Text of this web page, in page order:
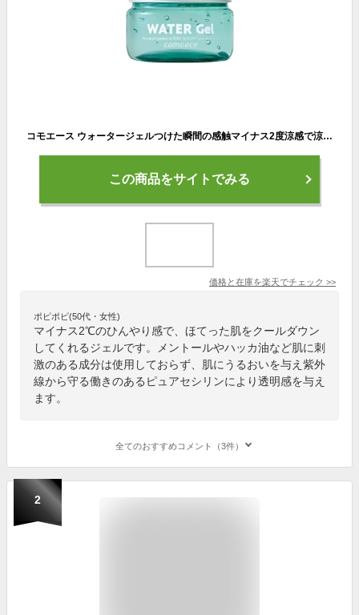
コモエース ウォータージェルつけた瞬間の感触マイナス2度涼感で涼しくケア汗のべたつき日焼けのほてりにいつものケアにプラスワンするだけ毛穴・くすみ・ごわつきの夏肌悩みケアに顔以外の首デコルテにもマルチに冷感剤メントールハッカ油等不使用
この商品をサイトでみる
価格と在庫を楽天でチェック >>
ポピポピ(50代・女性)
マイナス2℃のひんやり感で、ほてった肌をクールダウン
してくれるジェルです。メントールやハッカ油など肌に刺
激のある成分は使用しておらず、肌にうるおいを与え紫外
線から守る働きのあるピュアセシリンにより透明感を与え
ます。
全てのおすすめコメント（3件）
2